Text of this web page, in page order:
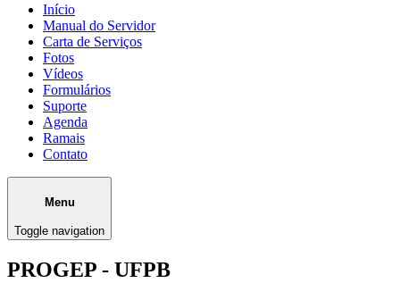
Início
Manual do Servidor
Carta de Serviços
Fotos
Vídeos
Formulários
Suporte
Agenda
Ramais
Contato
Menu
Toggle navigation
PROGEP - UFPB